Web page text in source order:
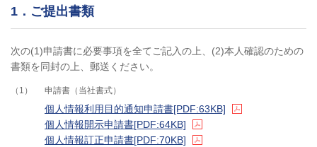
1．ご提出書類
次の(1)申請書に必要事項を全てご記入の上、(2)本人確認のための
書類を同封の上、郵送ください。
1 申請書（当社書式）
個人情報利用目的通知申請書[PDF:63KB]
個人情報開示申請書[PDF:64KB]
個人情報訂正申請書[PDF:70KB]